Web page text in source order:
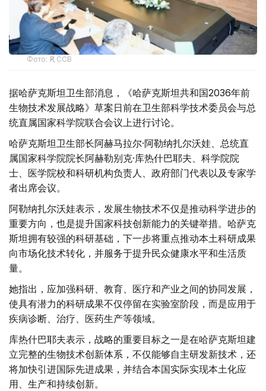
Фото: ҚР ССВ
据哈萨克斯坦卫生部消息，《哈萨克斯坦共和国2036年前
生物技术发展战略》草案日前在卫生部科学技术委员会与总
统直属国家科学院联合会议上进行讨论。
哈萨克斯坦卫生部长阿赫马拉尔·阿勒纳扎尔沃娃、总统直
属国家科学院院长阿赫勒别克·库热什巴耶夫、科学院院
士、医学院校和科研机构负责人、政府部门代表以及专家学
者出席会议。
阿勒纳扎尔沃娃表示，发展生物技术不仅是推动科学进步的
重要方向，也是提升国家科技创新能力的关键举措。哈萨克
斯坦拥有较强的科研基础，下一步将重点推动本土科研成果
向市场化技术转化，并服务于提升民众健康水平和生活质
量。
她指出，应加强科研、教育、医疗和产业之间的协同发展，
使具有潜力的科研成果不仅停留在实验室阶段，而是应用于
疾病诊断、治疗、医药生产等领域。
库热什巴耶夫表示，战略的重要目标之一是在哈萨克斯坦建
立完整的生物技术创新体系，不仅能够自主研发新技术，还
将加快引进国际先进成果，并结合本国实际实现本土化应
用、生产和持续创新。